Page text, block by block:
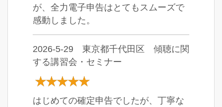
が、全力電子申告はとてもスムーズで
感動しました。
2026-5-29 東京都千代田区 傾聴に関
する講習会・セミナー
はじめての確定申告でしたが、丁寧な